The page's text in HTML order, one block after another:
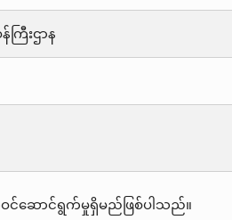
ကြီးဌာန
င်ဆောင်ရွက်မှုရှိမည်ဖြစ်ပါသည်။